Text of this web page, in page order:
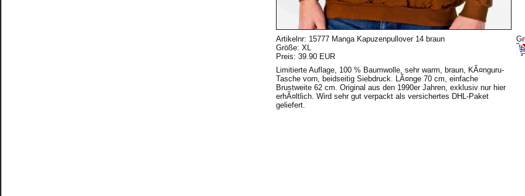
Artikelnr: 15777 Manga Kapuzenpullover 14 braun
Größe: XL
Preis: 39.90 EUR
Limitierte Auflage, 100 % Baumwolle, sehr warm, braun, KÃ¤nguru-
Tasche vorn, beidseitig Siebdruck. LÃ¤nge 70 cm, einfache
Brustweite 62 cm. Original aus den 1990er Jahren, exklusiv nur hier
erhÃ¤ltlich. Wird sehr gut verpackt als versichertes DHL-Paket
geliefert.